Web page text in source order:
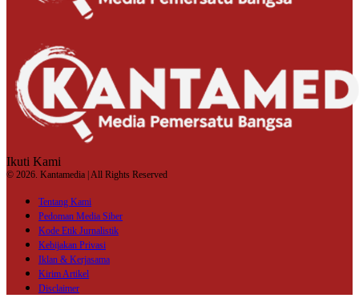
Ikuti Kami
© 2026. Kantamedia | All Rights Reserved
Tentang Kami
Pedoman Media Siber
Kode Etik Jurnalistik
Kebijakan Privasi
Iklan & Kerjasama
Kirim Artikel
Disclaimer